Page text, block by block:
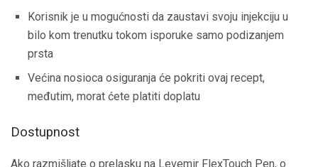
Korisnik je u mogućnosti da zaustavi svoju injekciju u
bilo kom trenutku tokom isporuke samo podizanjem
prsta
Većina nosioca osiguranja će pokriti ovaj recept,
međutim, morat ćete platiti doplatu
Dostupnost
Ako razmišljate o prelasku na Levemir FlexTouch Pen, o